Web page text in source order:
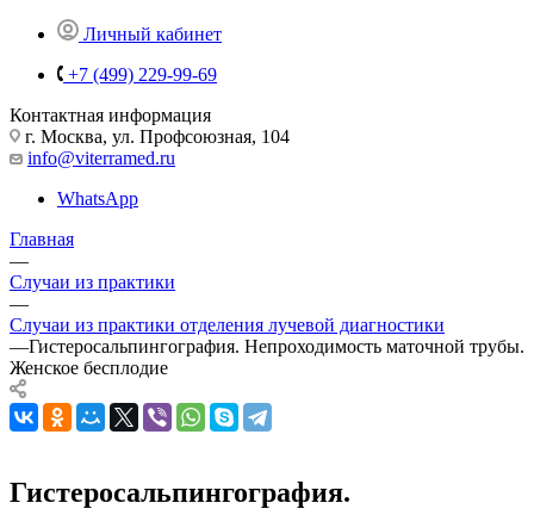
Личный кабинет
+7 (499) 229-99-69
Контактная информация
г. Москва, ул. Профсоюзная, 104
info@viterramed.ru
WhatsApp
Главная
—
Случаи из практики
—
Случаи из практики отделения лучевой диагностики
—Гистеросальпингография. Непроходимость маточной трубы.
Женское бесплодие
Гистеросальпингография.